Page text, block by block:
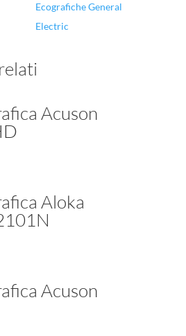
Ecografiche General
Electric
Acuson
Aloka
Acuson